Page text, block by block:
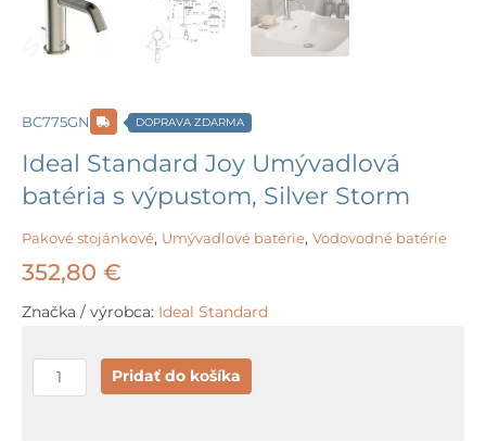
BC775GN DOPRAVA ZDARMA
Ideal Standard Joy Umývadlová
batéria s výpustom, Silver Storm
Pakové stojánkové, Umývadlové batérie, Vodovodné batérie
352,80 €
Značka / výrobca: Ideal Standard
množstvo
Ideal
Pridať do košíka